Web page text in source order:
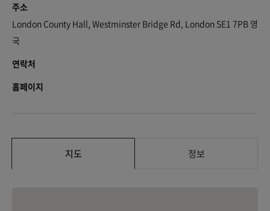
주소
London County Hall, Westminster Bridge Rd, London SE1 7PB 영
국
연락처
홈페이지
지도 정보